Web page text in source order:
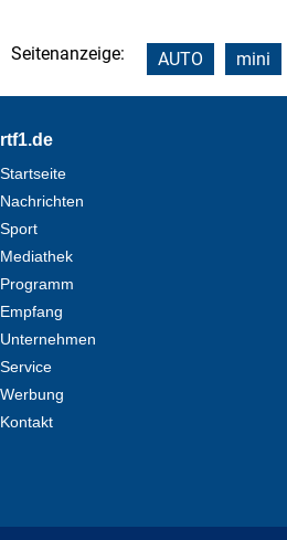
Seitenanzeige: AUTO mini
Footer
rtf1.de
Startseite
Nachrichten
Sport
Mediathek
Programm
Empfang
Unternehmen
Service
Werbung
Kontakt